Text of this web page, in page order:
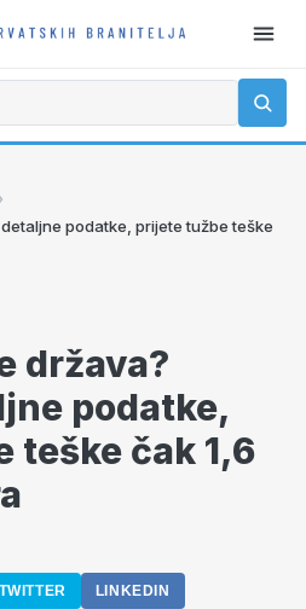
podatke, prijete tužbe teške
država?
podatke,
teške čak 1,6
TWITTER LINKEDIN